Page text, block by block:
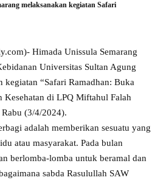
melaksanakan kegiatan Safari
Himada Unissula Semarang
Universitas Sultan Agung
kegiatan “Safari Ramadhan: Buka
Kesehatan di LPQ Miftahul Falah
(3/4/2024).
adalah memberikan sesuatu yang
atau masyarakat. Pada bulan
berlomba-lomba untuk beramal dan
sabda Rasulullah SAW